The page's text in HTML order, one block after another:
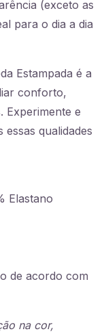
(exceto as
para o dia a dia
Estampada é a
conforto,
Experimente e
qualidades
Elastano
de acordo com
na cor,